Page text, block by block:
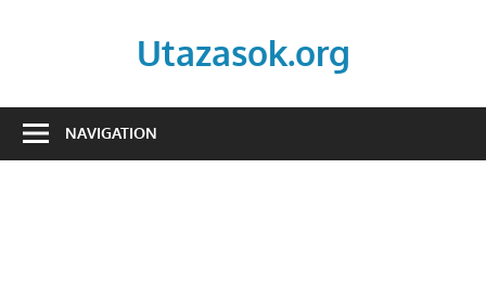
Utazasok.org
NAVIGATION